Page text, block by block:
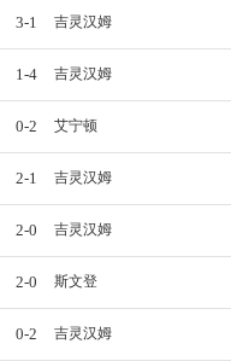
3-1 吉灵汉姆
1-4 吉灵汉姆
0-2 艾宁顿
2-1 吉灵汉姆
2-0 吉灵汉姆
2-0 斯文登
0-2 吉灵汉姆